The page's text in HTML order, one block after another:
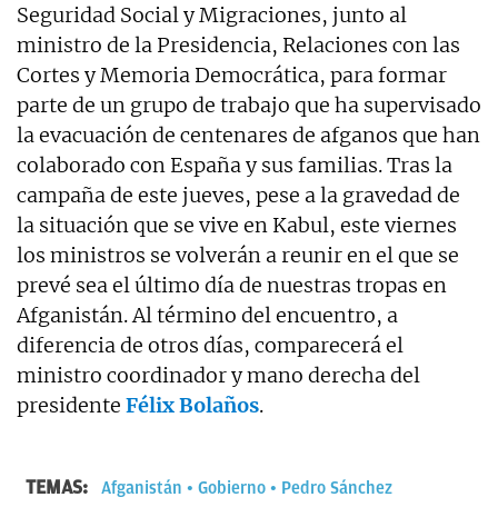
Seguridad Social y Migraciones, junto al
ministro de la Presidencia, Relaciones con las
Cortes y Memoria Democrática, para formar
parte de un grupo de trabajo que ha supervisado
la evacuación de centenares de afganos que han
colaborado con España y sus familias. Tras la
campaña de este jueves, pese a la gravedad de
la situación que se vive en Kabul, este viernes
los ministros se volverán a reunir en el que se
prevé sea el último día de nuestras tropas en
Afganistán. Al término del encuentro, a
diferencia de otros días, comparecerá el
ministro coordinador y mano derecha del
presidente Félix Bolaños.
TEMAS: Afganistán Gobierno Pedro Sánchez